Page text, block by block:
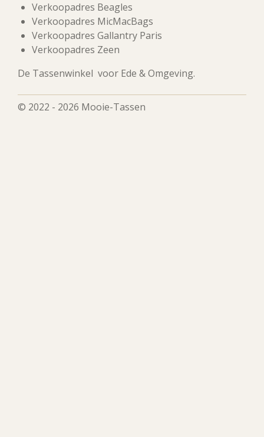
Verkoopadres Beagles
Verkoopadres MicMacBags
Verkoopadres Gallantry Paris
Verkoopadres Zeen
De Tassenwinkel voor Ede & Omgeving.
© 2022 - 2026 Mooie-Tassen